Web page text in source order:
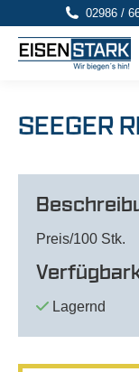
02986 /
SEEGER
Preis/100 Stk.
Lagernd